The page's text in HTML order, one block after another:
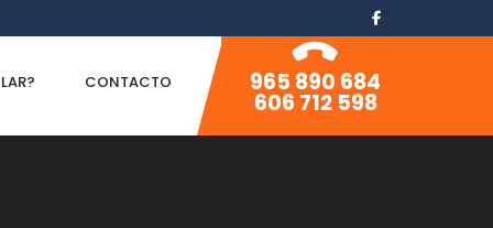
CONTACTO 965 890 684
606 712 598